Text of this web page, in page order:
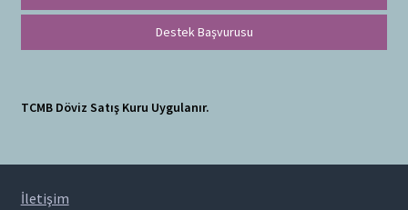
Destek Başvurusu
TCMB Döviz Satış Kuru Uygulanır.
İletişim